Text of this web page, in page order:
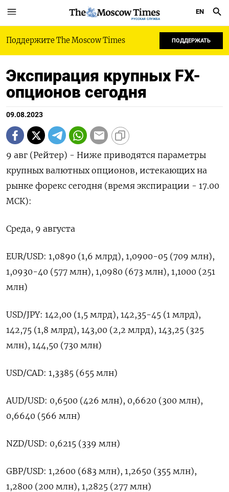
РУССКАЯ СЛУЖБА
EN
Поддержите The Moscow Times ПОДДЕРЖАТЬ
Экспирация крупных FX-
опционов сегодня
09.08.2023
9 авг (Рейтер) - Ниже приводятся параметры
крупных валютных опционов, истекающих на
рынке форекс сегодня (время экспирации - 17.00
МСК):
Среда, 9 августа
EUR/USD: 1,0890 (1,6 млрд), 1,0900-05 (709 млн),
1,0930-40 (577 млн), 1,0980 (673 млн), 1,1000 (251
млн)
USD/JPY: 142,00 (1,5 млрд), 142,35-45 (1 млрд),
142,75 (1,8 млрд), 143,00 (2,2 млрд), 143,25 (325
млн), 144,50 (730 млн)
USD/CAD: 1,3385 (655 млн)
AUD/USD: 0,6500 (426 млн), 0,6620 (300 млн),
0,6640 (566 млн)
NZD/USD: 0,6215 (339 млн)
GBP/USD: 1,2600 (683 млн), 1,2650 (355 млн),
1,2800 (200 млн), 1,2825 (277 млн)